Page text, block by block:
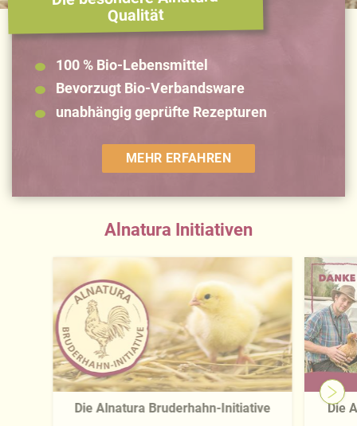
Qualität
100 % Bio-Lebensmittel
Bevorzugt Bio-Verbandsware
unabhängig geprüfte Rezepturen
MEHR ERFAHREN
Alnatura Initiativen
Die Alnatura Bruderhahn-Initiative Die